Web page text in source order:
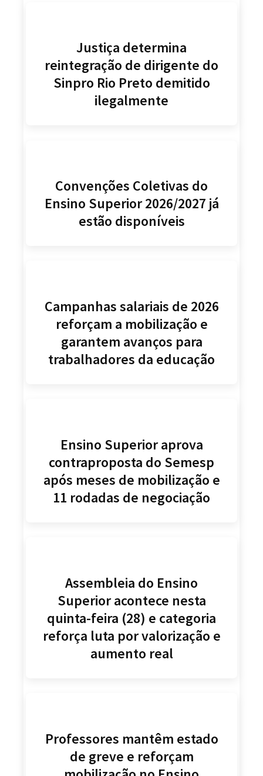
Justiça determina
reintegração de dirigente do
Sinpro Rio Preto demitido
ilegalmente
Convenções Coletivas do
Ensino Superior 2026/2027 já
estão disponíveis
Campanhas salariais de 2026
reforçam a mobilização e
garantem avanços para
trabalhadores da educação
Ensino Superior aprova
contraproposta do Semesp
após meses de mobilização e
11 rodadas de negociação
Assembleia do Ensino
Superior acontece nesta
quinta-feira (28) e categoria
reforça luta por valorização e
aumento real
Professores mantêm estado
de greve e reforçam